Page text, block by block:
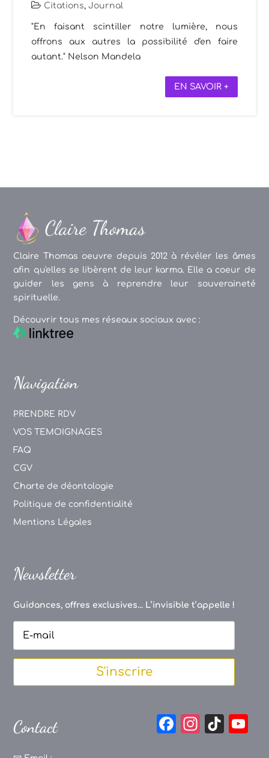
Citations,Journal
"En faisant scintiller notre lumière, nous
offrons aux autres la possibilité d'en faire
autant." Nelson Mandela
EN SAVOIR +
Claire Thomas oeuvre depuis 2012 à révéler les âmes
afin qu'elles se libèrent de leur karma. Elle a coeur de
guider les gens à reprendre leur souveraineté
spirituelle.
Découvrir tous mes réseaux sociaux avec :
Navigation
PRENDRE RDV
VOS TEMOIGNAGES
FAQ
CGV
Charte de déontologie
Politique de confidentialité
Mentions Légales
Newsletter
Guidances, offres exclusives... L’invisible t’appelle !
S'inscrire
Contact
F
In Ti